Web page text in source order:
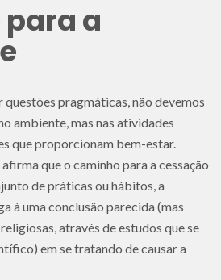
a
questões pragmáticas, não devemos
ambiente, mas nas atividades
que proporcionam bem-estar.
que o caminho para a cessação
de práticas ou hábitos, a
à uma conclusão parecida (mas
através de estudos que se
em se tratando de causar a